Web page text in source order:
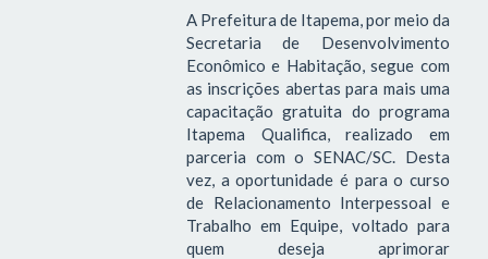
A Prefeitura de Itapema, por meio da
Secretaria de Desenvolvimento
Econômico e Habitação, segue com
as inscrições abertas para mais uma
capacitação gratuita do programa
Itapema Qualifica, realizado em
parceria com o SENAC/SC. Desta
vez, a oportunidade é para o curso
de Relacionamento Interpessoal e
Trabalho em Equipe, voltado para
quem deseja aprimorar